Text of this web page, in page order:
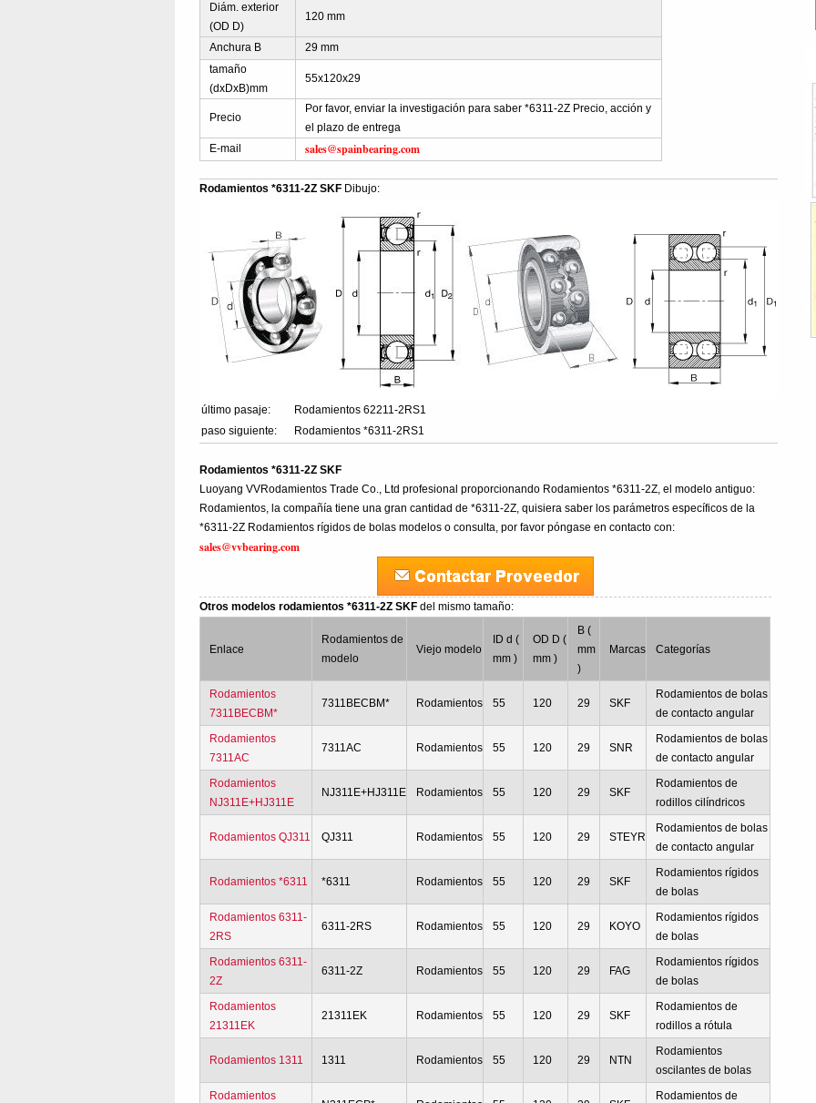
Diám. exterior
(OD D)
120 mm
Anchura B
29 mm
tamaño
(dxDxB)mm
55x120x29
Precio
Por favor, enviar la investigación para saber *6311-2Z Precio, acción y
el plazo de entrega
E-mail
sales@spainbearing.com
Rodamientos *6311-2Z SKF Dibujo:
último pasaje:
Rodamientos 62211-2RS1
paso siguiente:
Rodamientos *6311-2RS1
Rodamientos *6311-2Z SKF
Luoyang VVRodamientos Trade Co., Ltd profesional proporcionando Rodamientos *6311-2Z, el modelo antiguo:
Rodamientos, la compañía tiene una gran cantidad de *6311-2Z, quisiera saber los parámetros específicos de la
*6311-2Z Rodamientos rígidos de bolas modelos o consulta, por favor póngase en contacto con:
sales@vvbearing.com
Otros modelos rodamientos *6311-2Z SKFdel mismo tamaño:
Enlace
Rodamientos de
modelo
Viejo modelo
ID d (
mm )
OD D (
mm )
B (
mm
)
Marcas Categorías
Rodamientos
7311BECBM*
7311BECBM* Rodamientos 55 120 29 SKF
Rodamientos de bolas
de contacto angular
Rodamientos
7311AC
7311AC Rodamientos 55 120 29 SNR
Rodamientos de bolas
de contacto angular
Rodamientos
NJ311E+HJ311E
NJ311E+HJ311E Rodamientos 55 120 29 SKF
Rodamientos de
rodillos cilíndricos
Rodamientos QJ311 QJ311 Rodamientos 55 120 29 STEYR
Rodamientos de bolas
de contacto angular
Rodamientos *6311 *6311 Rodamientos 55 120 29 SKF
Rodamientos rígidos
de bolas
Rodamientos 6311-
2RS
6311-2RS Rodamientos 55 120 29 KOYO
Rodamientos rígidos
de bolas
Rodamientos 6311-
2Z
6311-2Z Rodamientos 55 120 29 FAG
Rodamientos rígidos
de bolas
Rodamientos
21311EK
21311EK Rodamientos 55 120 29 SKF
Rodamientos de
rodillos a rótula
Rodamientos 1311 1311 Rodamientos 55 120 29 NTN
Rodamientos
oscilantes de bolas
Rodamientos
Rodamientos de